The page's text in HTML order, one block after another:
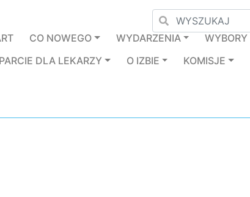
CO NOWEGO WYDARZENIA WYBORY
DLA LEKARZY
O IZBIE KOMISJE